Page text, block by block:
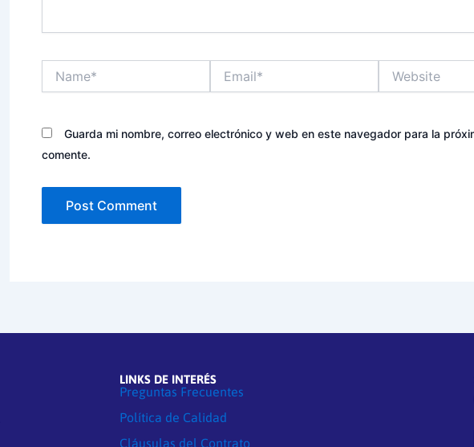
Guarda mi nombre, correo electrónico y web en este navegador para la
comente.
LINKS DE INTERÉS
Preguntas Frecuentes
Política de Calidad
Cláusulas del Contrato